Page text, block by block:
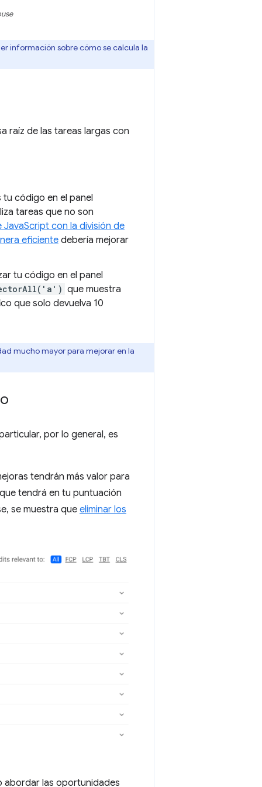
información sobre cómo se calcula la
raíz de las tareas largas con
tu código en el panel
tareas que no son
con la división de
eficiente debería mejorar
tu código en el panel
que muestra
que solo devuelva 10
mucho mayor para mejorar en la
por lo general, es
tendrán más valor para
tendrá en tu puntuación
se muestra que eliminar los
abordar las oportunidades